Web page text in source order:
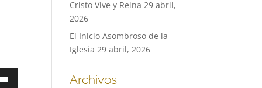
Cristo Vive y Reina 29 abril,
2026
El Inicio Asombroso de la
Iglesia 29 abril, 2026
Archivos